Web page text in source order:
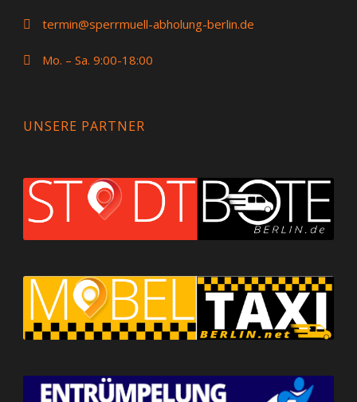
termin@sperrmuell-abholung-berlin.de
Mo. – Sa. 9:00-18:00
UNSERE PARTNER